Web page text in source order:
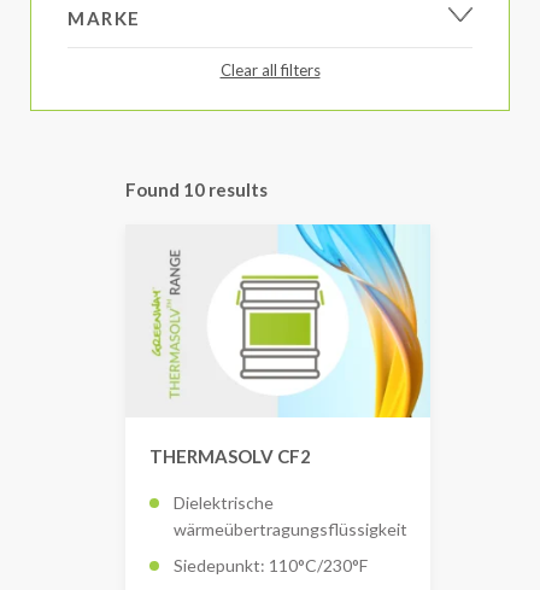
MARKE
Clear all filters
Found 10 results
THERMASOLV CF2
Dielektrische
wärmeübertragungsflüssigkeit
Siedepunkt: 110°C/230°F